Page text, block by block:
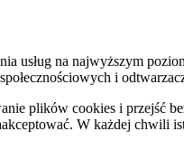
usług na najwyższym
i
plików cookies i przejść
W każdej